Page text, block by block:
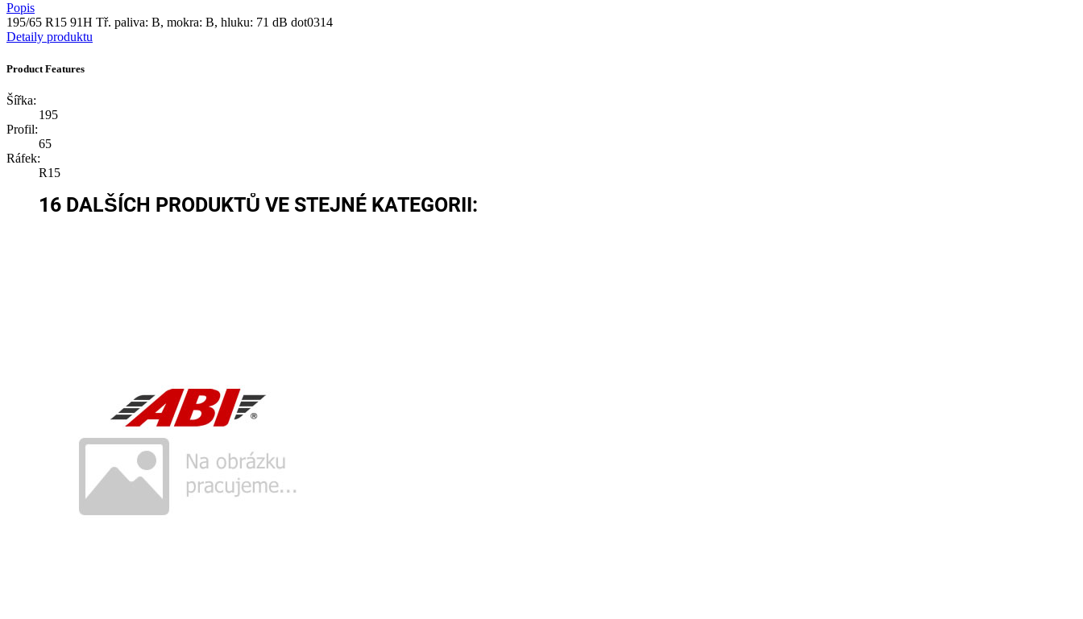
Popis
195/65 R15 91H Tř. paliva: B, mokra: B, hluku: 71 dB dot0314
Detaily produktu
Product Features
Šířka:
195
Profil:
65
Ráfek:
R15
16 DALŠÍCH PRODUKTŮ VE STEJNÉ KATEGORII: